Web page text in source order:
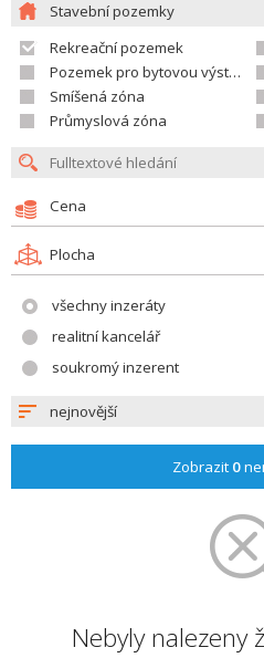
Stavební pozemky
Rekreační pozemek
Pozemek pro bytovou výstavbu
Smíšená zóna
Průmyslová zóna
Cena
Plocha
všechny inzeráty
realitní kancelář
soukromý inzerent
nejnovější
Zobrazit 0
Nebyly nalezeny